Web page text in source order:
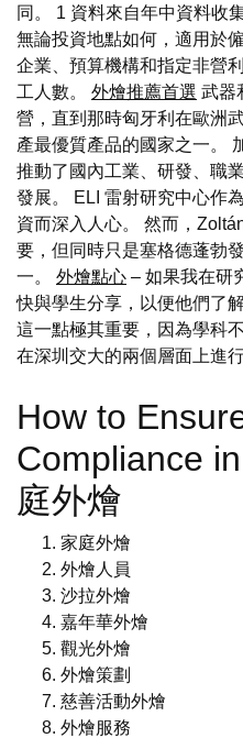
同。 1 資料來自年中資料收
無論投資地點如何，適用於
企業、預算機構和指定非營
工人數。 外燴推薦首選 武器
營，直到那時匈牙利在歐洲
產最優質產品的國家之一。
推動了國內工業、研發、職
發展。 ELI 雷射研究中心作
資而深入人心。 然而，
要，但同時只是塞格德蓬勃
一。 外燴點心 – 如果我在研
快與學生分享，以便他們了
這一點極其重要，因為學科
在深圳交大的兩個層面上進行
How to
Compliance
庭外燴
家庭外燴
外燴人員
沙拉外燴
嘉年華外燴
觀光外燴
外燴策劃
慈善活動外燴
外燴服務